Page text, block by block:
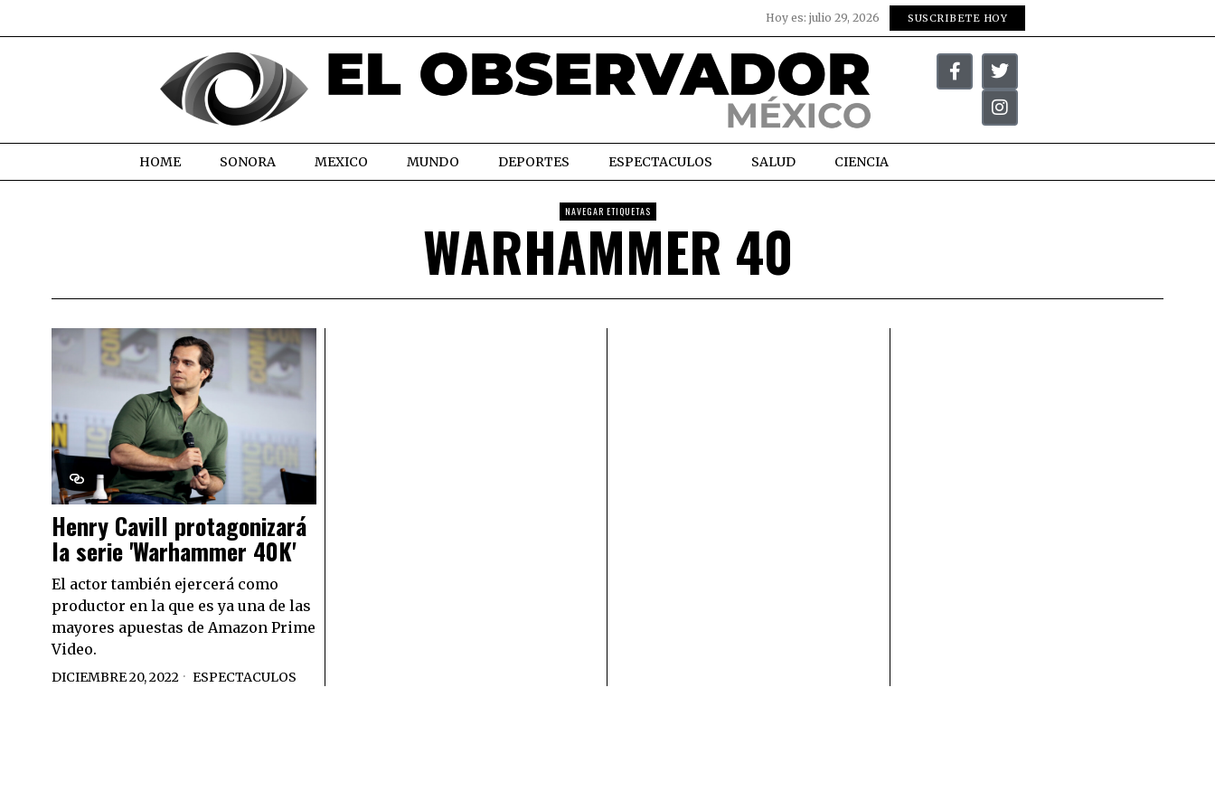
Hoy es: julio 29, 2026 SUSCRIBETE HOY
HOME SONORA MEXICO MUNDO DEPORTES ESPECTACULOS SALUD CIENCIA
NAVEGAR ETIQUETAS
WARHAMMER 40
Henry Cavill protagonizará
la serie 'Warhammer 40K'
El actor también ejercerá como
productor en la que es ya una de las
mayores apuestas de Amazon Prime
Video.
DICIEMBRE 20, 2022 ESPECTACULOS